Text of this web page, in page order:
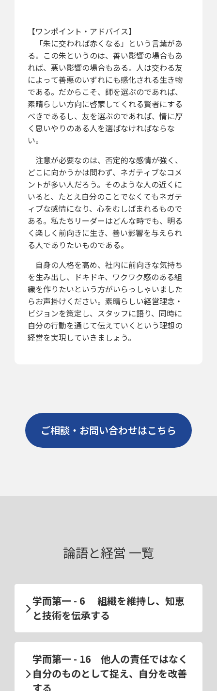
【ワンポイント・アドバイス】
「朱に交われば赤くなる」という言葉があ
る。この朱というのは、善い影響の場合もあ
れば、悪い影響の場合もある。人は交わる友
によって善悪のいずれにも感化される生き物
である。だからこそ、師を選ぶのであれば、
素晴らしい方向に啓蒙してくれる賢者にする
べきであるし、友を選ぶのであれば、情に厚
く思いやりのある人を選ばなければならな
い。
注意が必要なのは、否定的な感情が強く、
どこに向かうかは問わず、ネガティブなコメ
ントが多い人だろう。そのような人の近くに
いると、たとえ自分のことでなくてもネガテ
ィブな感情になり、心をむしばまれるもので
ある。私たちリーダーはどんな時でも、明る
く楽しく前向きに生き、善い影響を与えられ
る人でありたいものである。
自身の人格を高め、社内に前向きな気持ち
を生み出し、ドキドキ、ワクワク感のある組
織を作りたいという方がいらっしゃいました
らお声掛けください。素晴らしい経営理念・
ビジョンを策定し、スタッフに語り、同時に
自分の行動を通じて伝えていくという理想の
経営を実現していきましょう。
ご相談・お問い合わせはこちら
論語と経営 一覧
学而第一 - 6 組織を維持し、知恵
と技術を伝承する
学而第一 - 16 他人の責任ではなく
自分のものとして捉え、自分を改善
する